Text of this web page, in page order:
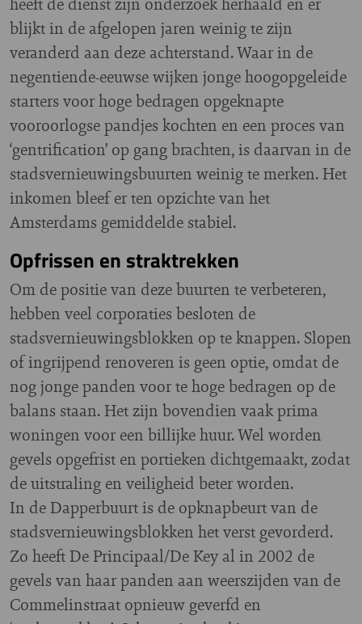
blijkt in de afgelopen jaren weinig te zijn
veranderd aan deze achterstand. Waar in de
negentiende-eeuwse wijken jonge hoogopgeleide
starters voor hoge bedragen opgeknapte
vooroorlogse pandjes kochten en een proces van
‘gentrification’ op gang brachten, is daarvan in de
stadsvernieuwingsbuurten weinig te merken. Het
inkomen bleef er ten opzichte van het
Amsterdams gemiddelde stabiel.
Opfrissen en straktrekken
Om de positie van deze buurten te verbeteren,
hebben veel corporaties besloten de
stadsvernieuwingsblokken op te knappen. Slopen
of ingrijpend renoveren is geen optie, omdat de
nog jonge panden voor te hoge bedragen op de
balans staan. Het zijn bovendien vaak prima
woningen voor een billijke huur. Wel worden
gevels opgefrist en portieken dichtgemaakt, zodat
de uitstraling en veiligheid beter worden.
In de Dapperbuurt is de opknapbeurt van de
stadsvernieuwingsblokken het verst gevorderd.
Zo heeft De Principaal/De Key al in 2002 de
gevels van haar panden aan weerszijden van de
Commelinstraat opnieuw geverfd en